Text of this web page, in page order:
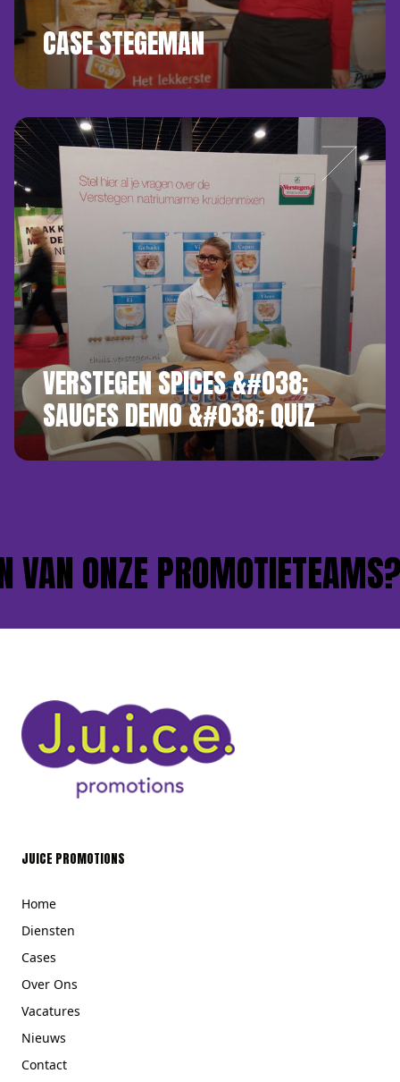
CASE STEGEMAN
VERSTEGEN SPICES &#038;
SAUCES DEMO &#038; QUIZ
ONZE PROMOTIETEAMS?
JUICE PROMOTIONS
Home
Diensten
Cases
Over Ons
Vacatures
Nieuws
Contact